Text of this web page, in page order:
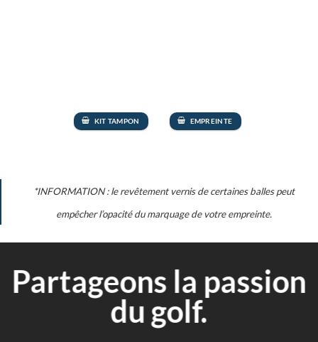
KIT TAMPON EMPREINTE
*INFORMATION : le revêtement vernis de certaines balles peut
empêcher l’opacité du marquage de votre empreinte.
Partageons la passion
du golf.